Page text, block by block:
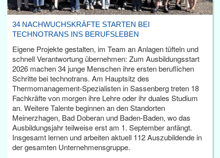
34 NACHWUCHSKRÄFTE STARTEN BEI
TECHNOTRANS INS BERUFSLEBEN
Eigene Projekte gestalten, im Team an Anlagen tüfteln und
schnell Verantwortung übernehmen: Zum Ausbildungsstart
2026 machen 34 junge Menschen ihre ersten beruflichen
Schritte bei technotrans. Am Hauptsitz des
Thermomanagement-Spezialisten in Sassenberg treten 18
Fachkräfte von morgen ihre Lehre oder ihr duales Studium
an. Weitere Talente beginnen an den Standorten
Meinerzhagen, Bad Doberan und Baden-Baden, wo das
Ausbildungsjahr teilweise erst am 1. September anfängt.
Insgesamt lernen und arbeiten aktuell 112 Auszubildende in
der gesamten Unternehmensgruppe.